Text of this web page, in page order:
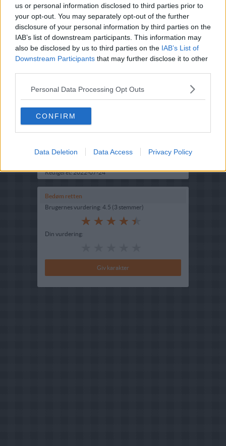
us or personal information disclosed to third parties prior to
your opt-out. You may separately opt-out of the further
disclosure of your personal information by third parties on the
IAB’s list of downstream participants. This information may
also be disclosed by us to third parties on the IAB’s List of
Downstream Participants that may further disclose it to other
Personal Data Processing Opt Outs
CONFIRM
Data Deletion Data Access Privacy Policy
Ret :Salater-Salater
Hovedingrediens :
Indsendt :2002-07-28
Redigeret:2022-07-24
Bedøm retten
Brugernes vurdering: 4.5 (3 stemmer)
Din vurdering: